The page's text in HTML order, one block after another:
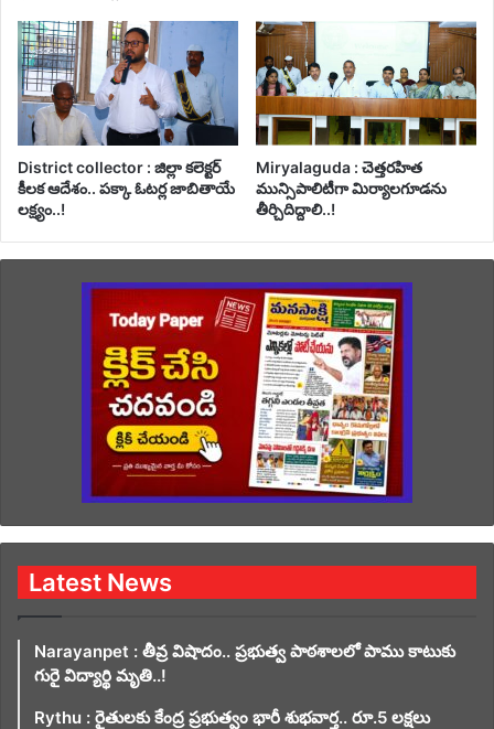
District collector : జిల్లా కలెక్టర్
కీలక ఆదేశం.. పక్కా ఓటర్ల జాబితాయే
లక్ష్యం..!
Miryalaguda : చెత్తరహిత
మున్సిపాలిటీగా మిర్యాలగూడను
తీర్చిదిద్దాలి..!
Latest News
Narayanpet : తీవ్ర విషాదం.. ప్రభుత్వ పాఠశాలలో పాము కాటుకు
గురై విద్యార్థి మృతి..!
Rythu : రైతులకు కేంద్ర ప్రభుత్వం భారీ శుభవార్త.. రూ.5 లక్షలు